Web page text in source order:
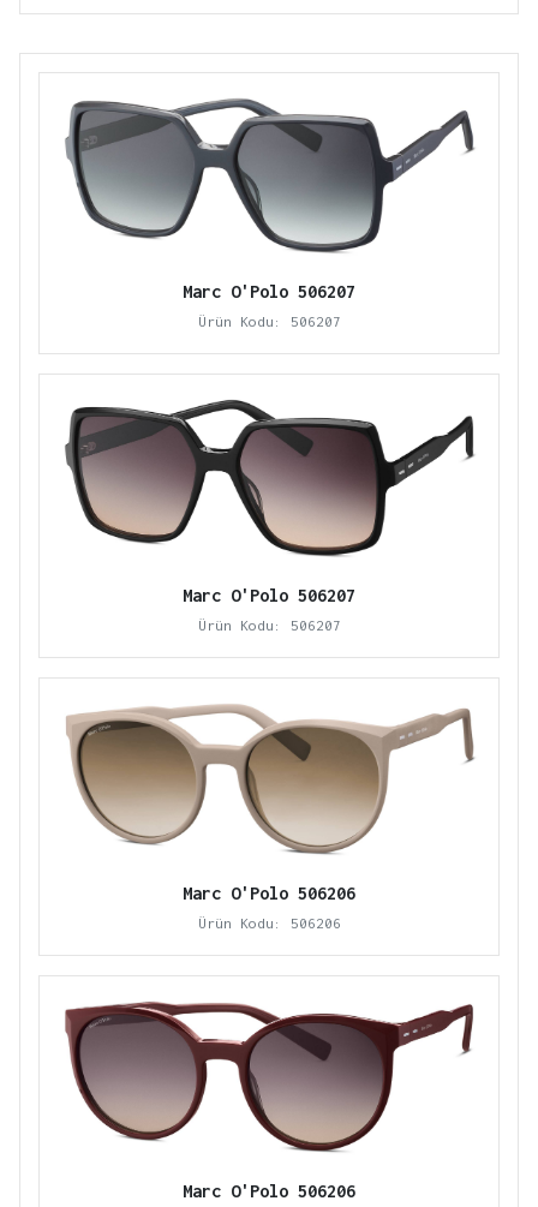
Marc O'Polo 506207
Ürün Kodu: 506207
Marc O'Polo 506207
Ürün Kodu: 506207
Marc O'Polo 506206
Ürün Kodu: 506206
Marc O'Polo 506206